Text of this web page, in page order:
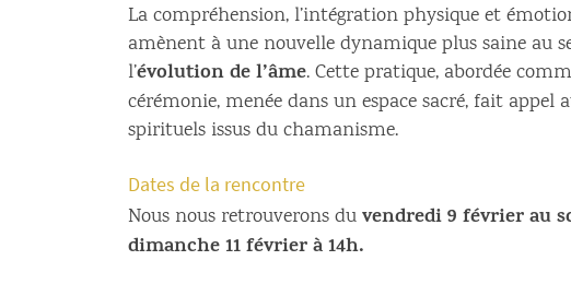
La compréhension, l’intégration physique et
amènent à une nouvelle dynamique plus saine au
l’évolution de l’âme. Cette pratique, abordée
cérémonie, menée dans un espace sacré, fait appel
spirituels issus du chamanisme.
Dates de la rencontre
Nous nous retrouverons duvendredi 9 février au
dimanche 11 février à 14h.